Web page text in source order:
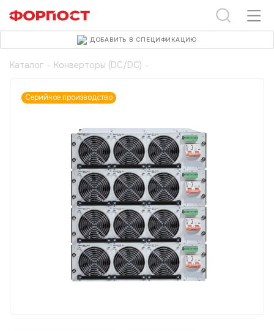
Каталог - Конверторы (DC/DC) -
Серийное производство
ДОБАВИТЬ В СПЕЦИФИКАЦИЮ